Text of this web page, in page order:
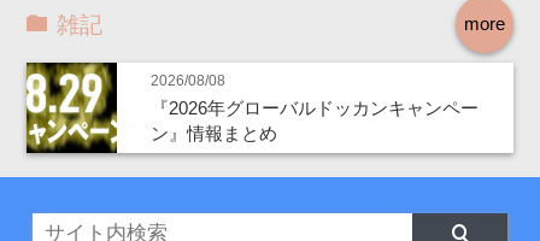
more
雑記
2026/08/08
『2026年グローバルドッカンキャンペー
ン』情報まとめ